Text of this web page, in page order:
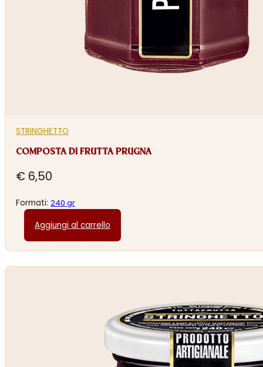
STRINGHETTO
COMPOSTA DI FRUTTA PRUGNA
€ 6,50
Formati:240 gr
Aggiungi al carrello